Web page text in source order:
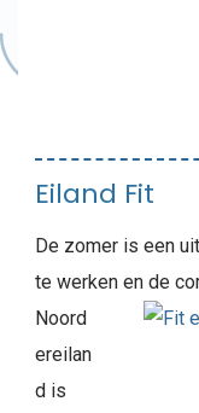
Eiland Fit
De zomer is een
te werken en de
Noord
ereilan
d is